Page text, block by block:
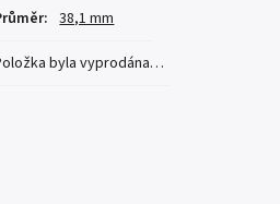
: 38,1 mm
byla vyprodána…